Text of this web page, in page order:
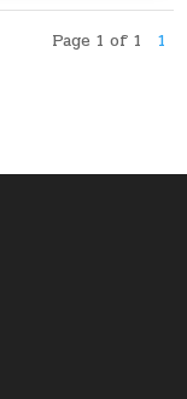
Page 1 of 1 1